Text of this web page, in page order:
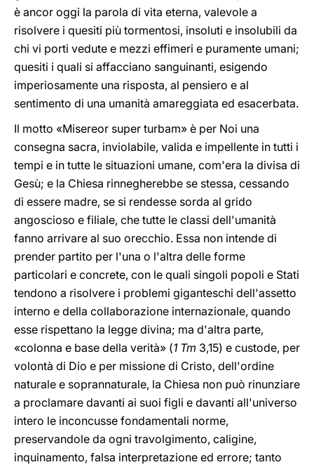
è ancor oggi la parola di vita eterna, valevole a
risolvere i quesiti più tormentosi, insoluti e insolubili da
chi vi porti vedute e mezzi effimeri e puramente umani;
quesiti i quali si affacciano sanguinanti, esigendo
imperiosamente una risposta, al pensiero e al
sentimento di una umanità amareggiata ed esacerbata.
Il motto «Misereor super turbam» è per Noi una
consegna sacra, inviolabile, valida e impellente in tutti i
tempi e in tutte le situazioni umane, com'era la divisa di
Gesù; e la Chiesa rinnegherebbe se stessa, cessando
di essere madre, se si rendesse sorda al grido
angoscioso e filiale, che tutte le classi dell'umanità
fanno arrivare al suo orecchio. Essa non intende di
prender partito per l'una o l'altra delle forme
particolari e concrete, con le quali singoli popoli e Stati
tendono a risolvere i problemi giganteschi dell'assetto
interno e della collaborazione internazionale, quando
esse rispettano la legge divina; ma d'altra parte,
«colonna e base della verità» (1 Tm 3,15) e custode, per
volontà di Dio e per missione di Cristo, dell'ordine
naturale e soprannaturale, la Chiesa non può rinunziare
a proclamare davanti ai suoi figli e davanti all'universo
intero le inconcusse fondamentali norme,
preservandole da ogni travolgimento, caligine,
inquinamento, falsa interpretazione ed errore; tanto